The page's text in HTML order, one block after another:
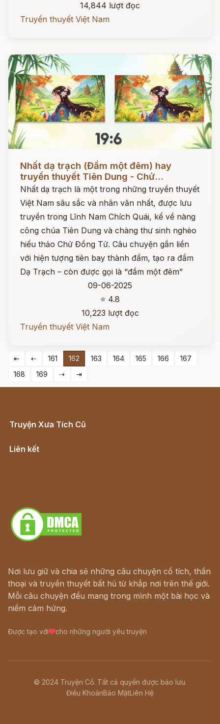
14,844 lượt đọc
Truyền thuyết Việt Nam
Đọc ngay
Nhất dạ trạch (Đầm một đêm) hay
truyền thuyết Tiên Dung - Chử...
Nhất dạ trạch là một trong những truyền thuyết
Việt Nam sâu sắc và nhân văn nhất, được lưu
truyền trong Lĩnh Nam Chích Quái, kể về nàng
công chúa Tiên Dung và chàng thư sinh nghèo
hiếu thảo Chử Đồng Tử. Câu chuyện gắn liền
với hiện tượng tiên bay thành đầm, tạo ra đầm
Dạ Trạch – còn được gọi là “đầm một đêm”
09-06-2025
⭐ 4.8
10,223 lượt đọc
Truyền thuyết Việt Nam
⇤ ⇠ 161 162 163 164 165 166
167
168
169 ⇢ ⇥
Truyện Xưa Tích Cũ
Liên kết
Nơi lưu giữ và chia sẻ những câu chuyện cổ tích, thần
thoại và truyền thuyết bất hủ từ khắp nơi trên thế giới.
Mỗi câu chuyện đều mang trong mình một bài học và
niềm cảm hứng.
Được tạo với cho những người yêu truyện
© 2024 Truyện Cổ. Tất cả quyền được bảo lưu.
Điều KhoảnBảo MậtLiên Hệ